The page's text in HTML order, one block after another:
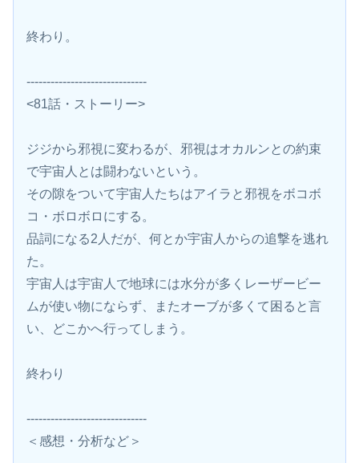
終わり。
------------------------------
<81話・ストーリー>
ジジから邪視に変わるが、邪視はオカルンとの約束
で宇宙人とは闘わないという。
その隙をついて宇宙人たちはアイラと邪視をボコボ
コ・ボロボロにする。
品詞になる2人だが、何とか宇宙人からの追撃を逃れ
た。
宇宙人は宇宙人で地球には水分が多くレーザービー
ムが使い物にならず、またオーブが多くて困ると言
い、どこかへ行ってしまう。
終わり
------------------------------
＜感想・分析など＞